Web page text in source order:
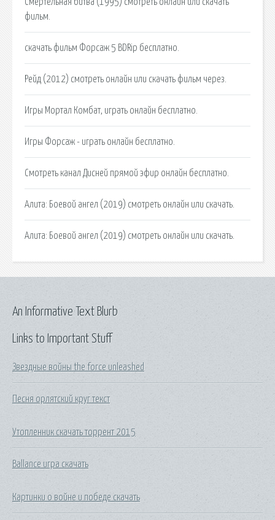
фильм.
скачать фильм Форсаж 5 BDRip бесплатно.
Рейд (2012) смотреть онлайн или скачать фильм через.
Игры Мортал Комбат, играть онлайн бесплатно.
Игры Форсаж - играть онлайн бесплатно.
Смотреть канал Дисней прямой эфир онлайн бесплатно.
Алита: Боевой ангел (2019) смотреть онлайн или скачать.
Алита: Боевой ангел (2019) смотреть онлайн или скачать.
Links to Important Stuff
Звездные войны the force unleashed
Песня орлятский круг текст
Утопленник скачать торрент 2015
Ballance игра скачать
Картинки о войне и победе скачать
An Informative Text Blurb